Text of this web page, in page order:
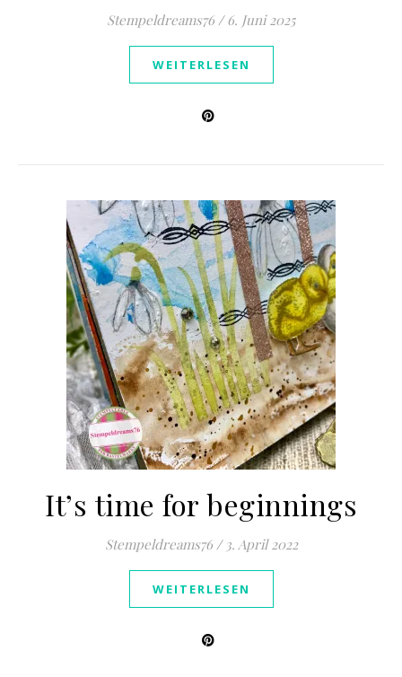
Stempeldreams76 / 6. Juni 2025
WEITERLESEN
It’s time for beginnings
Stempeldreams76 / 3. April 2022
WEITERLESEN